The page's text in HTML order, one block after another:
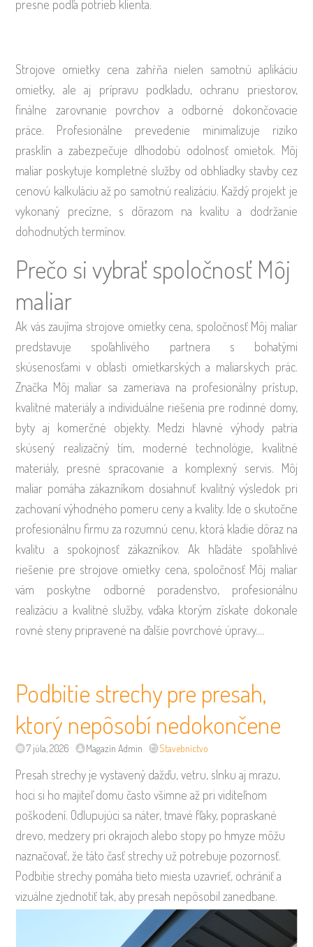
presne podľa potrieb klienta.
Strojove omietky cena zahŕňa nielen samotnú aplikáciu
omietky, ale aj prípravu podkladu, ochranu priestorov,
finálne zarovnanie povrchov a odborné dokončovacie
práce. Profesionálne prevedenie minimalizuje riziko
prasklín a zabezpečuje dlhodobú odolnosť omietok. Môj
maliar poskytuje kompletné služby od obhliadky stavby cez
cenovú kalkuláciu až po samotnú realizáciu. Každý projekt je
vykonaný precízne, s dôrazom na kvalitu a dodržanie
dohodnutých termínov.
Prečo si vybrať spoločnosť Môj
maliar
Ak vás zaujíma strojove omietky cena, spoločnosť Môj maliar
predstavuje spoľahlivého partnera s bohatými
skúsenosťami v oblasti omietkarských a maliarskych prác.
Značka Môj maliar sa zameriava na profesionálny prístup,
kvalitné materiály a individuálne riešenia pre rodinné domy,
byty aj komerčné objekty. Medzi hlavné výhody patria
skúsený realizačný tím, moderné technológie, kvalitné
materiály, presné spracovanie a komplexný servis. Môj
maliar pomáha zákazníkom dosiahnuť kvalitný výsledok pri
zachovaní výhodného pomeru ceny a kvality. Ide o skutočne
profesionálnu firmu za rozumnú cenu, ktorá kladie dôraz na
kvalitu a spokojnosť zákazníkov. Ak hľadáte spoľahlivé
riešenie pre strojove omietky cena, spoločnosť Môj maliar
vám poskytne odborné poradenstvo, profesionálnu
realizáciu a kvalitné služby, vďaka ktorým získate dokonale
rovné steny pripravené na ďalšie povrchové úpravy.…
Podbitie strechy pre presah,
ktorý nepôsobí nedokončene
7 júla, 2026 Magazín Admin Stavebníctvo
Presah strechy je vystavený dažďu, vetru, slnku aj mrazu,
hoci si ho majiteľ domu často všimne až pri viditeľnom
poškodení. Odlupujúci sa náter, tmavé fľaky, popraskané
drevo, medzery pri okrajoch alebo stopy po hmyze môžu
naznačovať, že táto časť strechy už potrebuje pozornosť.
Podbitie strechy pomáha tieto miesta uzavrieť, ochrániť a
vizuálne zjednotiť tak, aby presah nepôsobil zanedbane.